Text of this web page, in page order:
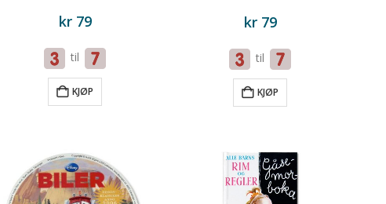
kr79
til
KJØP
kr79
til
KJØP